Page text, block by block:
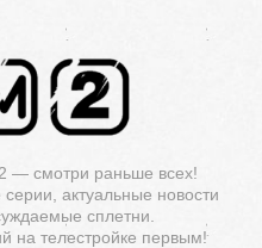
— смотри раньше всех!
актуальные новости
сплетни.
на телестройке первым!